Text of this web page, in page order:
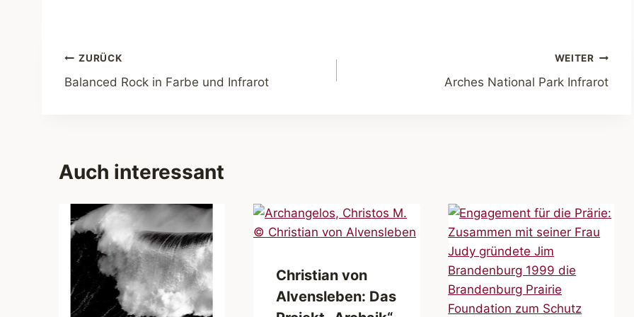
Beitragsnavigation
ZURÜCK
Balanced Rock in Farbe und Infrarot
WEITER
Arches National Park Infrarot
Auch interessant
Christian von
Alvensleben: Das